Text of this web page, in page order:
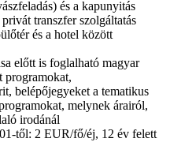
és a kapunyitás
transzfer szolgáltatás
és a hotel között
előtt is foglalható magyar
programokat,
belépőjegyeket a tematikus
melynek árairól,
irodánál
től: 2 EUR/fő/éj, 12 év felett